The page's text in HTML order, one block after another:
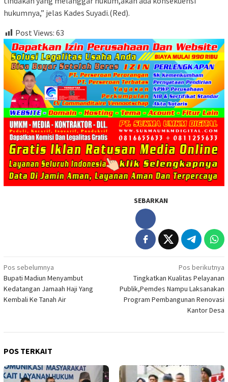
hukumnya,” jelas Kades Suyadi.(Red).
Post Views: 63
SEBARKAN
Navigasi
pos
Pos sebelumnya
Bupati Madiun Menyambut
Kedatangan Jamaah Haji Yang
Kembali Ke Tanah Air
Pos berikutnya
Tingkatkan Kualitas Pelayanan
Publik,Pemdes Nampu Laksanakan
Program Pembangunan Renovasi
Kantor Desa
POS TERKAIT